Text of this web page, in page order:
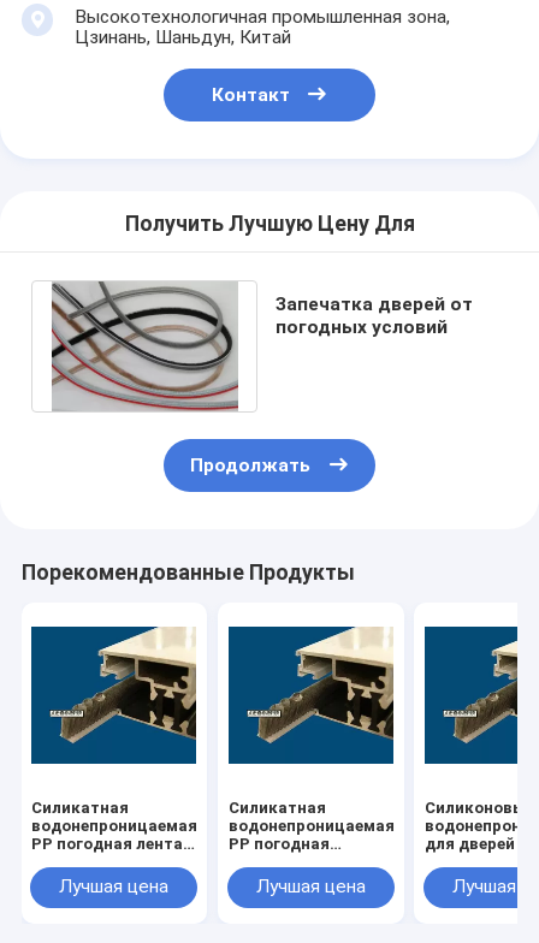
Высокотехнологичная промышленная зона,
Цзинань, Шаньдун, Китай
Контакт
Получить Лучшую Цену Для
Запечатка дверей от
погодных условий
Продолжать
Порекомендованные Продукты
Силикатная
водонепроницаемая
PP погодная лента
Лучшая цена
Силикатная
водонепроницаемая
PP погодная
Лучшая цена
Силиконовый
для дверей
Лучшая